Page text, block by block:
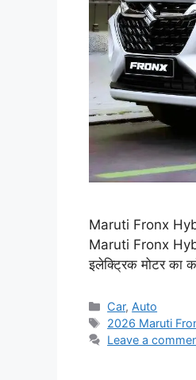
Maruti Fronx
Maruti Fronx
इलेक्ट्रिक मोटर का
Categories
Car, Auto
Tags
2026 Maruti
Leave a